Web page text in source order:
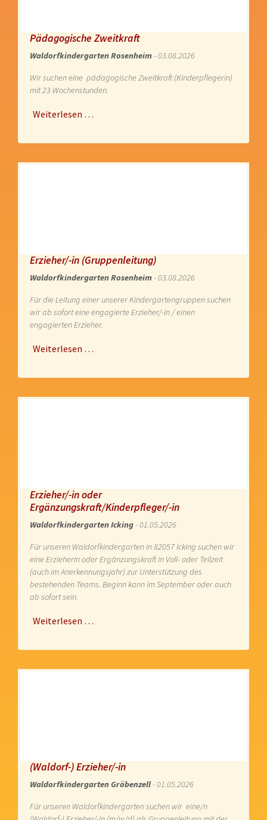
Pädagogische Zweitkraft
Waldorfkindergarten Rosenheim- 03.08.2026
Wir suchen eine pädagogische Zweitkraft (Kinderpflegerin)
mit 23 Wochenstunden.
Weiterlesen …
Erzieher/-in (Gruppenleitung)
Waldorfkindergarten Rosenheim- 03.08.2026
Für die Leitung einer unserer Kindergartengruppen suchen
wir ab sofort eine engagierte Erzieher/-in / einen
engagierten Erzieher.
Weiterlesen …
Erzieher/-in oder
Ergänzungskraft/Kinderpfleger/-in
Waldorfkindergarten Icking- 01.05.2026
Für unseren Waldorfkindergarten in 82057 Icking suchen wir
eine ErzieherIn oder Ergänzungskraft in Voll- oder Teilzeit
(auch im Anerkennungsjahr) zur Unterstützung des
bestehenden Teams. Beginn kann im September oder auch
ab sofort sein.
Weiterlesen …
(Waldorf-) Erzieher/-in
Waldorfkindergarten Gröbenzell- 01.05.2026
Für unseren Waldorfkindergarten suchen wir eine/n